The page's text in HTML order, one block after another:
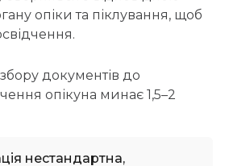
опіки та піклування, щоб
документів до
опікуна минає 1,5–2
нестандартна,